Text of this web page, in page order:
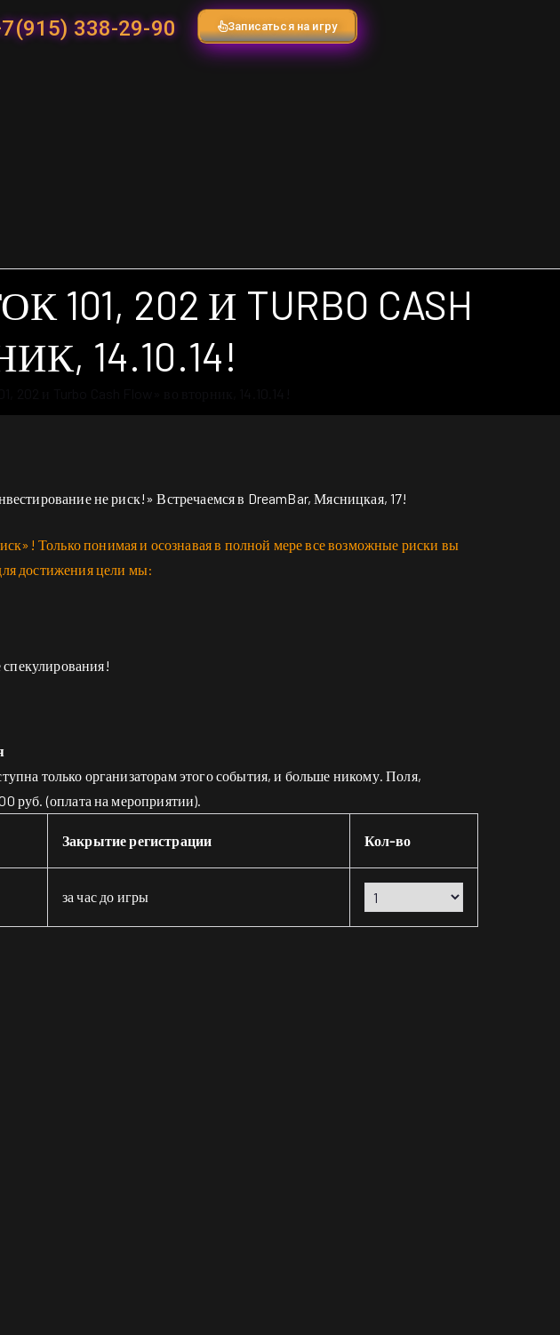
338-29-90 Записаться на игру
202 И TURBO CASH
14.10.14!
не риск!» Встречаемся в DreamBar, Мясницкая, 17!
Только понимая и осознавая в полной мере все возможные риски вы
достижения цели мы:
только организаторам этого события, и больше никому. Поля,
руб. (оплата на мероприятии).
Закрытие регистрации Кол-во
за час до игры